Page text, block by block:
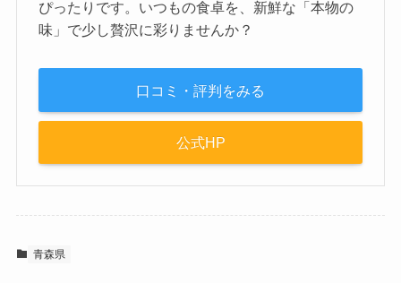
ぴったりです。いつもの食卓を、新鮮な「本物の
味」で少し贅沢に彩りませんか？
口コミ・評判をみる
公式HP
青森県